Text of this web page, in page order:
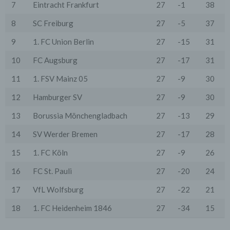
7
Eintracht Frankfurt 27 -1
38
8
SC Freiburg 27 -5
37
9
1. FC Union Berlin 27 -15
31
10
FC Augsburg 27 -17
31
11
1. FSV Mainz 05 27 -9
30
12
Hamburger SV 27 -9
30
13
Borussia Mönchengladbach 27 -13
29
14
SV Werder Bremen 27 -17
28
15
1. FC Köln 27 -9
26
16
FC St. Pauli 27 -20
24
17
VfL Wolfsburg 27 -22
21
18
1. FC Heidenheim 1846 27 -34 15
an einen Zahlungsdienstleister) oder für andere
vertraglichen Verpflichtungen gegenüber den Nutzern
oder Email) werden die Angaben des Nutzers zwecks
Bearbeitung der Anfrage sowie für den Fall, dass
Anschlussfragen entstehen, gespeichert.
ihren Verwendungszweck erfüllt haben und der
Löschung keine Aufbewahrungspflichten
entgegenstehen.
Wir erheben Daten über jeden Zugriff auf den Server,
Serverlogfiles). Zu den Zugriffsdaten gehören Name
des Abrufs, übertragene Datenmenge, Meldung über
Betriebssystem des Nutzers, Referrer URL (die zuvor
Provider.